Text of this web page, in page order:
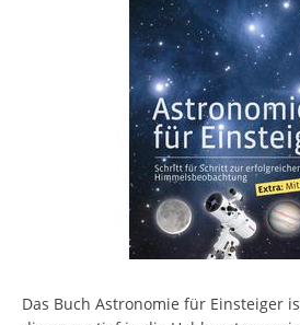
Das Buch Astronomie für Einsteiger